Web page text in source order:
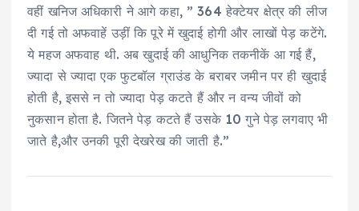
वहीं खनिज अधिकारी ने आगे कहा, ” 364 हेक्टेयर क्षेत्र की लीज
दी गई तो अफवाहें उड़ीं कि पूरे में खुदाई होगी और लाखों पेड़ कटेंगे.
ये महज अफवाह थी. अब खुदाई की आधुनिक तकनीकें आ गई हैं,
ज्यादा से ज्यादा एक फुटबॉल ग्राउंड के बराबर जमीन पर ही खुदाई
होती है, इससे न तो ज्यादा पेड़ कटते हैं और न वन्य जीवों को
नुकसान होता है. जितने पेड़ कटते हैं उसके 10 गुने पेड़ लगवाए भी
जाते है,और उनकी पूरी देखरेख की जाती है.”